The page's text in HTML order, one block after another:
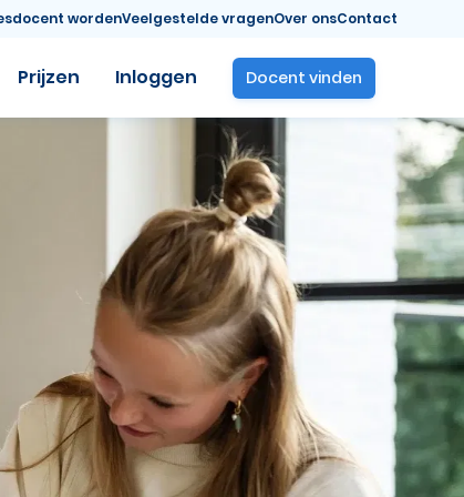
wordenVeelgestelde vragenOver onsContact
Prijzen Inloggen Docent vinden